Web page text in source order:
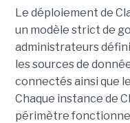
Le déploiement de
un modèle strict de
administrateurs
les sources de
connectés ainsi que
Chaque instance de
périmètre